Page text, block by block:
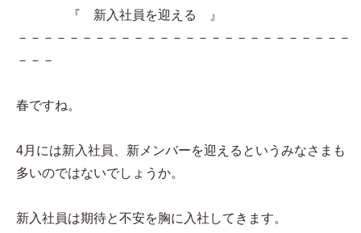
『 新入社員を迎える 』
－－－－－－－－－－－－－－－－－－－－－－－－－－
－－－
春ですね。
4月には新入社員、新メンバーを迎えるというみなさまも
多いのではないでしょうか。
新入社員は期待と不安を胸に入社してきます。